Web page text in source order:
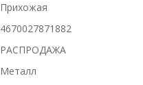
Прихожая
4670027871882
РАСПРОДАЖА
Металл